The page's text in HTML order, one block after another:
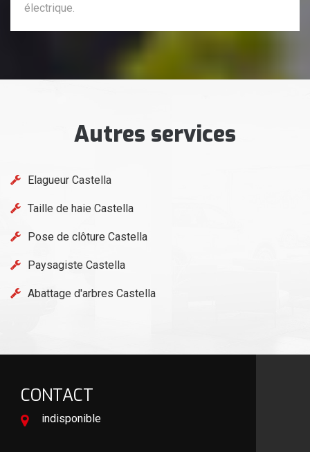
électrique.
Autres services
Elagueur Castella
Taille de haie Castella
Pose de clôture Castella
Paysagiste Castella
Abattage d'arbres Castella
CONTACT
indisponible